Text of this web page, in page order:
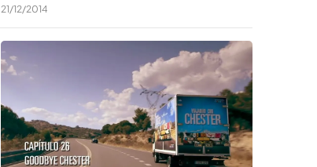
21/12/2014